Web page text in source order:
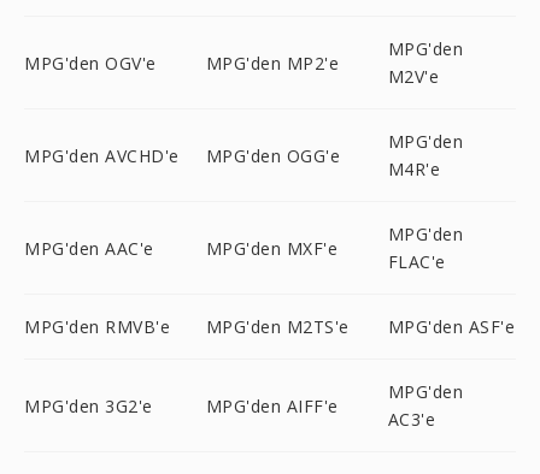
MPG'den OGV'e MPG'den MP2'e
MPG'den
M2V'e
MPG'den AVCHD'e MPG'den OGG'e
MPG'den
M4R'e
MPG'den AAC'e MPG'den MXF'e
MPG'den
FLAC'e
MPG'den RMVB'e MPG'den M2TS'e MPG'den ASF'e
MPG'den 3G2'e MPG'den AIFF'e
MPG'den
AC3'e